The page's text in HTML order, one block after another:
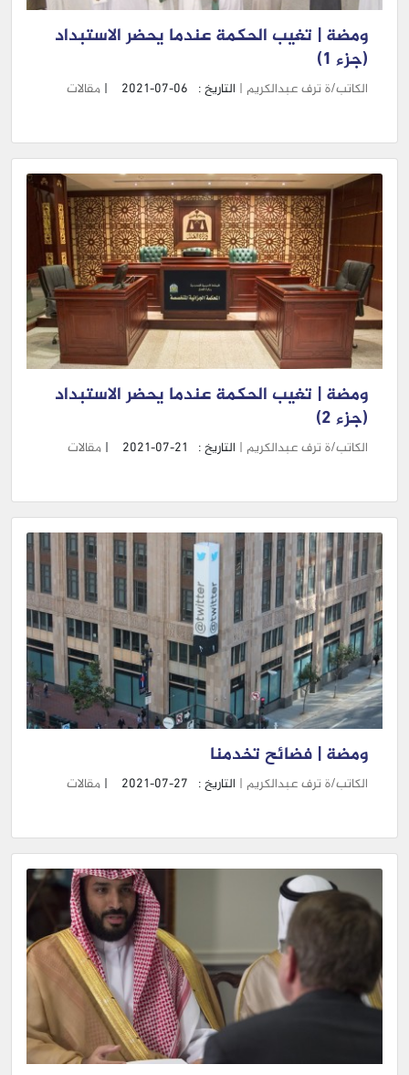
ومضة | تغيب الحكمة عندما يحضر الاستبداد
(جزء 1)
الكاتب/ة ترف عبدالكريم | التاريخ : 2021-07-06
| مقالات
ومضة | تغيب الحكمة عندما يحضر الاستبداد
(جزء 2)
الكاتب/ة ترف عبدالكريم | التاريخ : 2021-07-21
| مقالات
ومضة | فضائح تخدمنا
الكاتب/ة ترف عبدالكريم | التاريخ : 2021-07-27
| مقالات